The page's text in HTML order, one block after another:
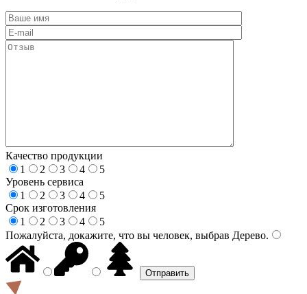
Качество продукции
1
2 3 4
5
Уровень сервиса
1
2 3 4
5
Срок изготовления
1
2 3 4
5
Пожалуйста, докажите, что вы человек, выбрав Дерево.